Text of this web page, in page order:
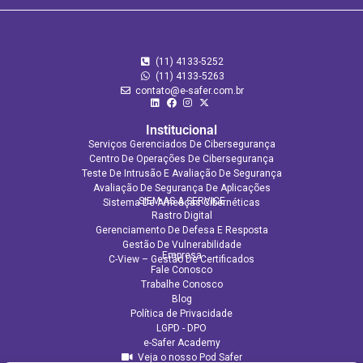
(11) 4133-5252
(11) 4133‑5263
contato@e-safer.com.br
Institucional
Serviços Gerenciados De Cibersegurança
Centro De Operações De Cibersegurança
Teste De Intrusão E Avaliação De Segurança
Avaliação De Segurança De Aplicações​
Sistema De Ameaças Cibernéticas
SIEM AS A SERVICE
Rastro Digital
Gerenciamento De Defesa E Resposta
Gestão De Vulnerabilidade
C-View – Gestão De Certificados
Empresa
Fale Conosco
Trabalhe Conosco
Blog
Política de Privacidade
LGPD - DPO
e-Safer Academy
Veja o nosso Pod Safer